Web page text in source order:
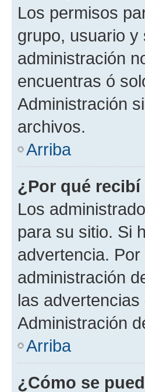
Los permisos
grupo, usuario y
administración
encuentras ó
Administración
archivos.
Arriba
¿Por qué
Los
para su sitio. Si
advertencia.
administración
las
Administración
Arriba
¿Cómo se